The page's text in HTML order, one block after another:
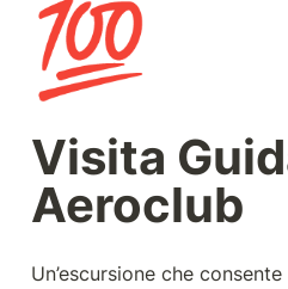
💯
Visita
Aeroclub
Un’escursione che